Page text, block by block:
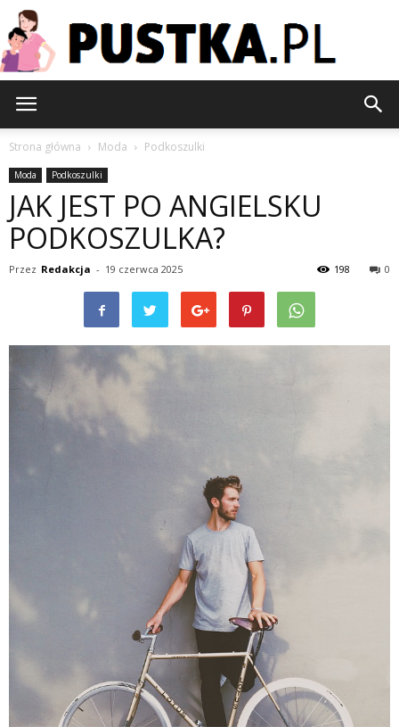
Strona główna Moda Podkoszulki
Moda Podkoszulki
JAK JEST PO ANGIELSKU
PODKOSZULKA?
Przez Redakcja - 19 czerwca 2025 0
198